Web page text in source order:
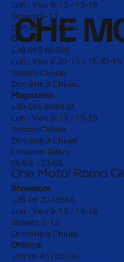
CHE
Che Moto! Roma
Showroom
+39 06 3243556
Lun - Ven 9-13 / 15-19
Sabato 9-13
Domenica Chiuso
Officina
+39 06 45200395
Lun - Ven 9-13 / 15-19
Sabato 9-13
Domenica Chiuso
Officina
+39 085 68508
Lun - Ven 8.30-13 / 15.30-19
Sabato Chiuso
Domenica Chiuso
Magazzino
+39 085 694939
Lun - Ven 9-13 / 15-19
Sabato Chiuso
Domenica Chiuso
Chiusura Estiva:
08/08 - 23/08